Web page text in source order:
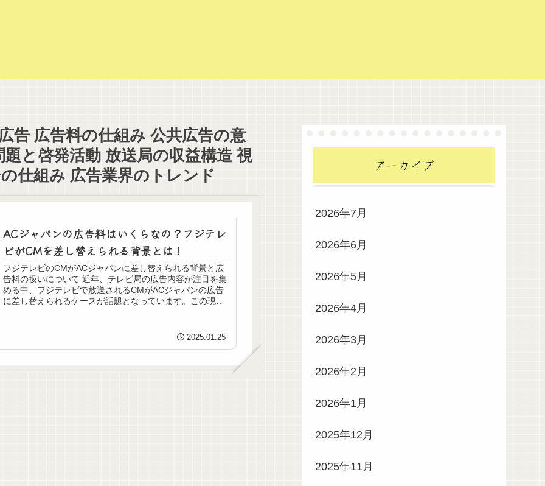
告 広告料の仕組み 公共広告の意
と啓発活動 放送局の収益構造 視
仕組み 広告業界のトレンド
ACジャパンの広告料はいくらなの？フジテレ
ビがCMを差し替えられる背景とは！
フジテレビのCMがACジャパンに差し替えられる背景と広
告料の扱いについて 近年、テレビ局の広告内容が注目を集
める中、フジテレビで放送されるCMがACジャパンの広告
に差し替えられるケースが話題となっています。この現象
2025.01.25
アーカイブ
2026年7月
2026年6月
2026年5月
2026年4月
2026年3月
2026年2月
2026年1月
2025年12月
2025年11月